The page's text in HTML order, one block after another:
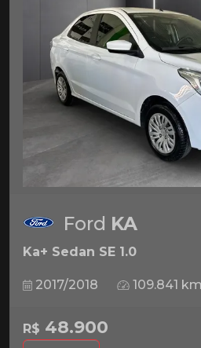
Ford KA
Ka+ Sedan SE 1.0
2017/2018 109.841 km
R$ 48.900